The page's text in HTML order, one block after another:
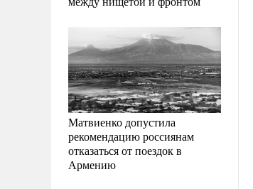
Матвиенко допустила
рекомендацию россиянам
отказаться от поездок в
Армению